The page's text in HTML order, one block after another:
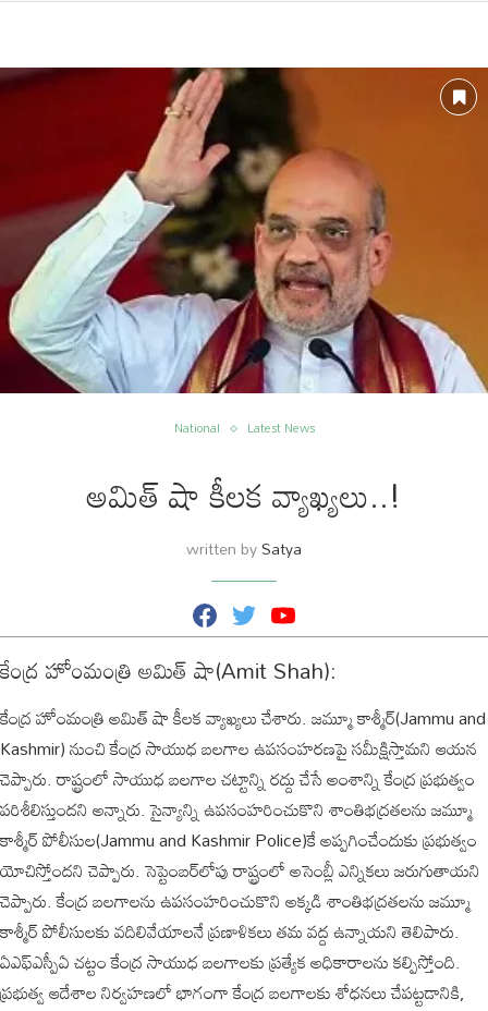
National Latest News
అమిత్ షా కీలక వ్యాఖ్యలు..!
written bySatya
F
a
e
b
o
T
w
t
t
r
Y
o
u
T
u
e
కేంద్ర హోంమంత్రి అమిత్ షా(Amit Shah):
కేంద్ర హోంమంత్రి అమిత్ షా కీలక వ్యాఖ్యలు చేశారు. జమ్మూ కాశ్మీర్(Jammu and
Kashmir) నుంచి కేంద్ర సాయుధ బలగాల ఉపసంహరణపై సమీక్షిస్తామని ఆయన
చెప్పారు. రాష్ట్రంలో సాయుధ బలగాల చట్టాన్ని రద్దు చేసే అంశాన్ని కేంద్ర ప్రభుత్వం
పరిశీలిస్తుందని అన్నారు. సైన్యాన్ని ఉపసంహరించుకొని శాంతిభద్రతలను జమ్మూ
కాశ్మీర్ పోలీసుల(Jammu and Kashmir Police)కే అప్పగించేందుకు ప్రభుత్వం
యోచిస్తోందని చెప్పారు. సెప్టెంబర్‌లోపు రాష్ట్రంలో అసెంబ్లీ ఎన్నికలు జరుగుతాయని
చెప్పారు. కేంద్ర బలగాలను ఉపసంహరించుకొని అక్కడి శాంతిభద్రతలను జమ్మూ
కాశ్మీర్ పోలీసులకు వదిలివేయాలనే ప్రణాళికలు తమ వద్ద ఉన్నాయని తెలిపారు.
ఏఎఫ్‌ఎస్పీఏ చట్టం కేంద్ర సాయుధ బలగాలకు ప్రత్యేక అధికారాలను కల్పిస్తోంది.
ప్రభుత్వ ఆదేశాల నిర్వహణలో భాగంగా కేంద్ర బలగాలకు శోధనలు చేపట్టడానికి,